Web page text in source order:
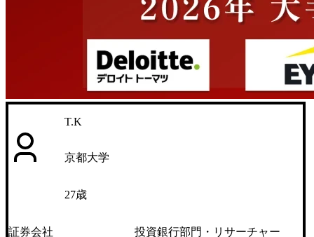
T.K
京都大学
27歳
証券会社 投資銀行部門・リサーチャー